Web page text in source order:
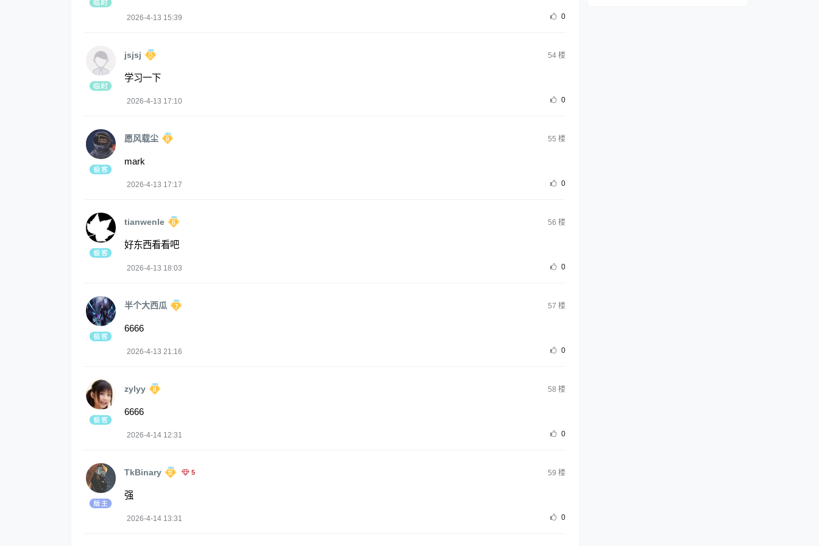
2026-4-13 15:39 0
jsjsj 54 楼
学习一下
2026-4-13 17:10 0
愿风载尘 55 楼
mark
2026-4-13 17:17 0
tianwenle 56 楼
好东西看看吧
2026-4-13 18:03 0
半个大西瓜 57 楼
6666
2026-4-13 21:16 0
zylyy 58 楼
6666
2026-4-14 12:31 0
TkBinary 5 59 楼
强
2026-4-14 13:31 0